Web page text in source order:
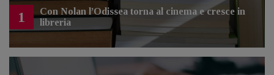
1
Con Nolan l’Odissea torna al cinema e cresce in
libreria